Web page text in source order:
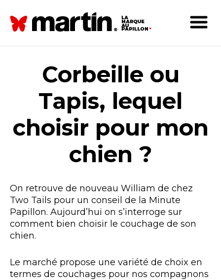
Corbeille ou
Tapis, lequel
choisir pour mon
chien ?
On retrouve de nouveau William de chez
Two Tails pour un conseil de la Minute
Papillon. Aujourd’hui on s’interroge sur
comment bien choisir le couchage de son
chien.
Le marché propose une variété de choix en
termes de couchages pour nos compagnons